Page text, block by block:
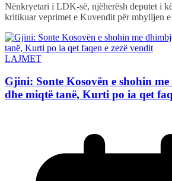
Nënkryetari i LDK-së, njëherësh deputet i
kritikuar veprimet e Kuvendit për mbylljen e
LAJMET
Gjini: Sonte Kosovën e shohin
dhe miqtë tanë, Kurti po ia qet